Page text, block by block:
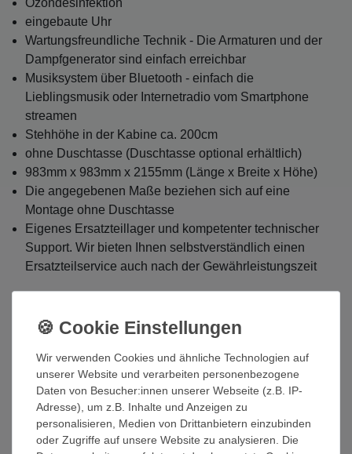
Ozondesinfektion
eingebaute Uhr
Wartungsfreundliche Technik - Die Armaturen und der
Dampfgenerator sind einfach erreichbar
Musiksystem über Bluetooth - einfach die
Lieblingsmusik oder Internetradio vom Smartphone
streamen
Stehhöhe in der Kabine ca. 200cm
ohne Duschtasse (Duschtasse optional erhältlich)
983mm x 983mm x 2155mm (Länge x Breite x Höhe)
Die angegebenen Maße beziehen sich auf eine
Montage ohne Duschtasse
Eigenes Ersatzteillager und kompetenter technischer
Support. Wir bieten Ihnen selbstverständlich einen
Ersatzteilservice auch nach der Gewährleistungszeit
auch währen des Duschens oder Saunierens Ihre
Lieblingsmusik bequem vom Smartphone streamen.
Wählen Sie ihr Duschpaneel
Wir verwenden Cookies und ähnliche Technologien auf
unserer Website und verarbeiten personenbezogene
Daten von Besucher:innen unserer Webseite (z.B. IP-
Adresse), um z.B. Inhalte und Anzeigen zu
personalisieren, Medien von Drittanbietern einzubinden
oder Zugriffe auf unsere Website zu analysieren. Die